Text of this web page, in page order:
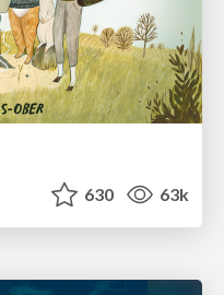
630 63k